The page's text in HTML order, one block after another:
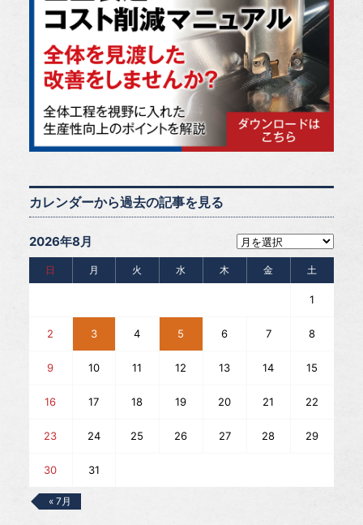
カレンダーから過去の記事を見る
2026年8月
日 月 火 水 木 金 土
1
2 3 4 5 6 7 8
9 10 11 12 13 14 15
16 17 18 19 20 21 22
23 24 25 26 27 28 29
30 31
« 7月